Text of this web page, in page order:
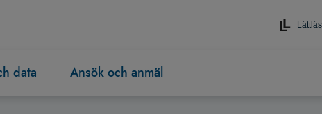
data Ansök och anmäl